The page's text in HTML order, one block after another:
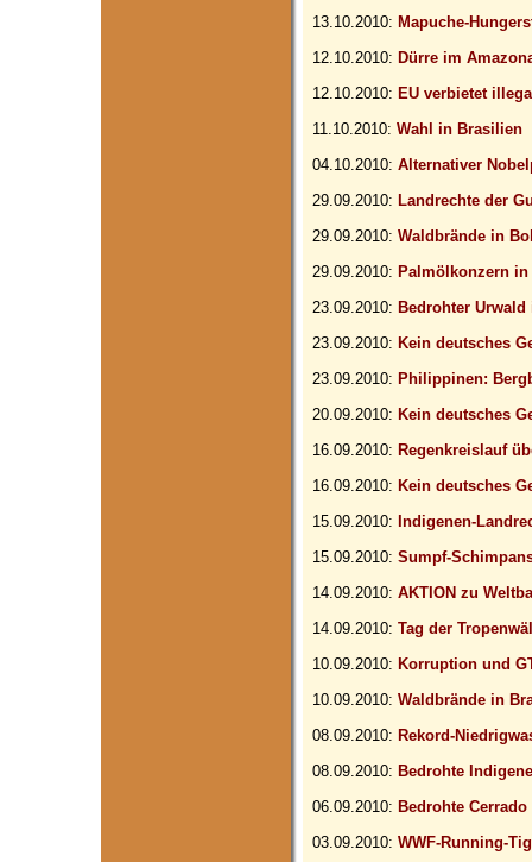
13.10.2010: Mapuche-
12.10.2010: Dürre im
12.10.2010: EU verbietet
11.10.2010: Wahl in Brasilien
04.10.2010: Alternativer
29.09.2010: Landrechte der
29.09.2010: Waldbrände in
29.09.2010: Palmölkonzern
23.09.2010: Bedrohter Urwald
23.09.2010: Kein deutsches
23.09.2010: Philippinen:
20.09.2010: Kein deutsches
16.09.2010: Regenkreislauf
16.09.2010: Kein deutsches
15.09.2010: Indigenen-
15.09.2010: Sumpf-
14.09.2010: AKTION zu
14.09.2010: Tag der
10.09.2010: Korruption und
10.09.2010: Waldbrände in
08.09.2010: Rekord-
08.09.2010: Bedrohte
06.09.2010: Bedrohte Cerrado
03.09.2010: WWF-Running-